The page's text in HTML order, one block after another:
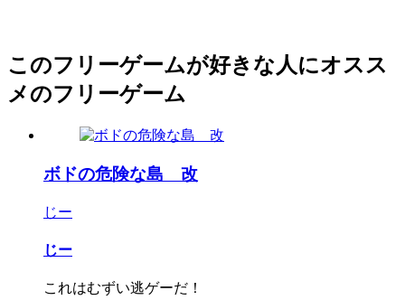
このフリーゲームが好きな人にオスス
メのフリーゲーム
ボドの危険な島 改
じー
じー
これはむずい逃ゲーだ！